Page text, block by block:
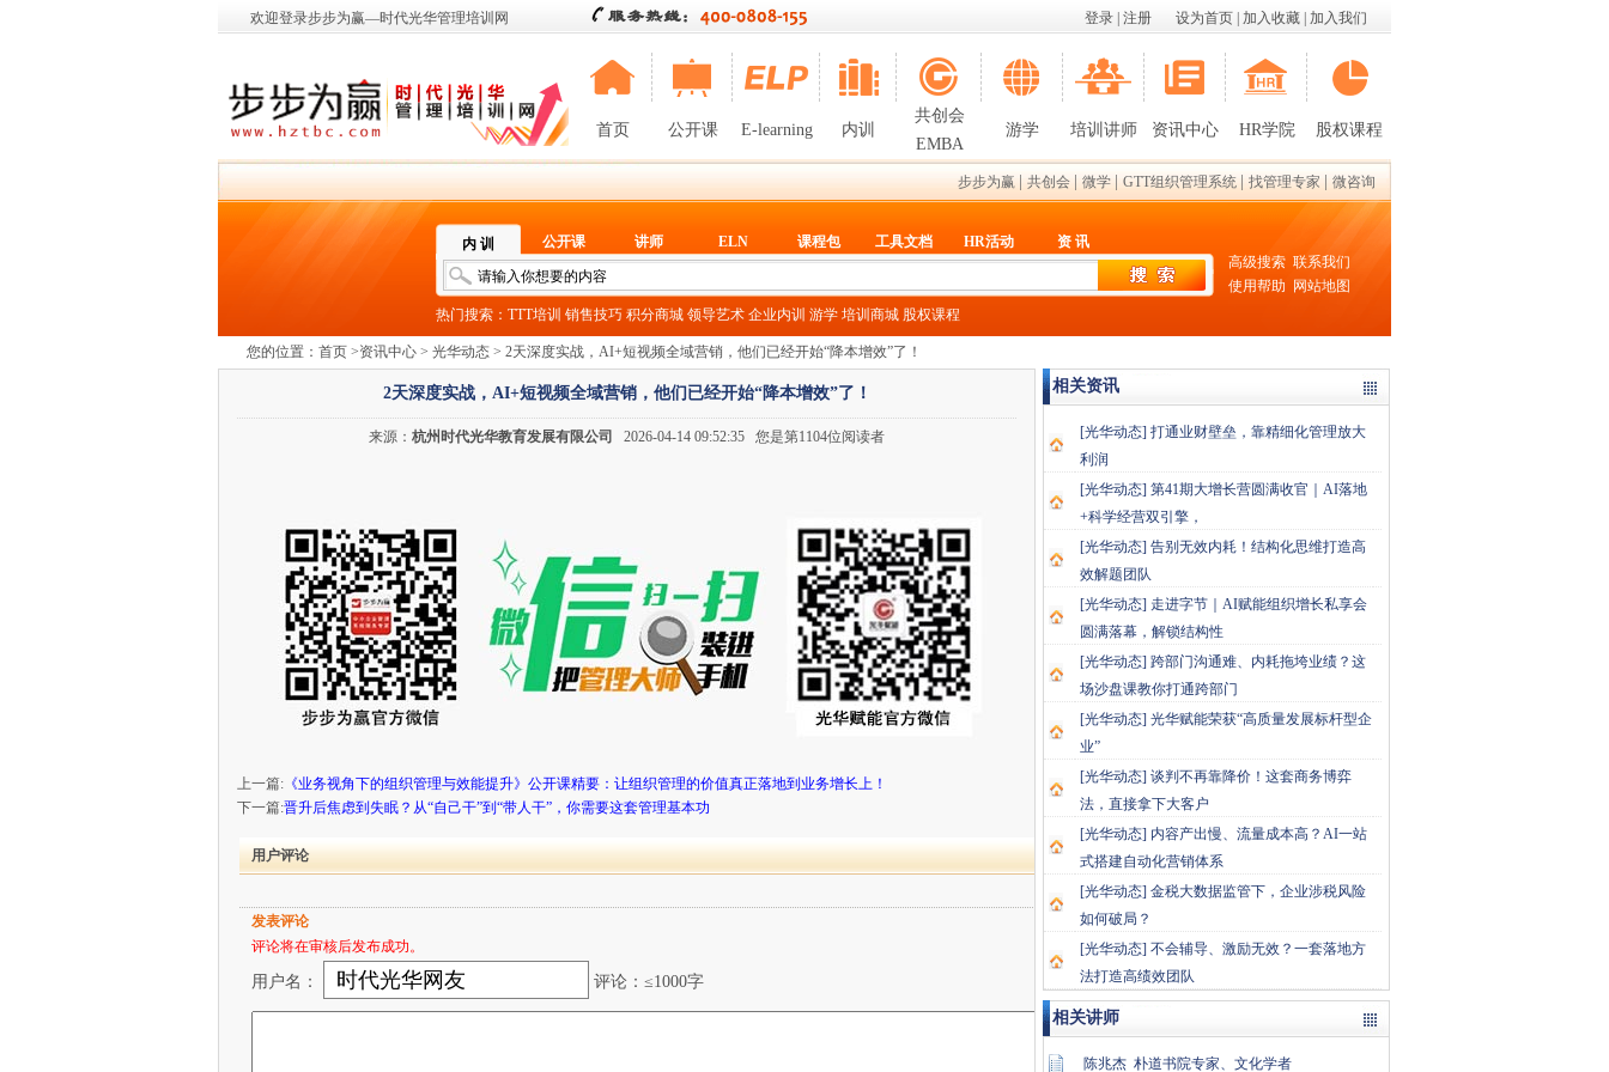
欢迎登录步步为赢—时代光华管理培训网 设为首页 加入收藏 加入我们
登录 注册
首页 公开课 E-learning 内训
共创会
EMBA
游学 培训讲师 资讯中心 HR学院 股权课程
步步为赢 共创会 微学 GTT组织管理系统 找管理专家 微咨询
内 训 公开课 讲师 ELN 课程包 工具文档 HR活动 资 讯
热门搜索： TTT培训 销售技巧 积分商城 领导艺术 企业内训 游学 培训商城 股权课程
高级搜索 联系我们
使用帮助
网站地图
您的位置： 首页 >资讯中心 > 光华动态 > 2天深度实战，AI+短视频全域营销，他们已经开始“降本增效”了！
2天深度实战，AI+短视频全域营销，他们已经开始“降本增效”了！
来源： 杭州时代光华教育发展有限公司 2026-04-14 09:52:35 您是第1104位阅读者
上一篇: 《业务视角下的组织管理与效能提升》公开课精要：让组织管理的价值真正落地到业务增长上！
下一篇:晋升后焦虑到失眠？从“自己干”到“带人干”，你需要这套管理基本功
用户评论
发表评论
评论将在审核后发布成功。
用户名： 评论：≤1000字
相关资讯
[光华动态] 打通业财壁垒，靠精细化管理放大
利润
[光华动态] 第41期大增长营圆满收官｜AI落地
+科学经营双引擎，
[光华动态] 告别无效内耗！结构化思维打造高
效解题团队
[光华动态] 走进字节｜AI赋能组织增长私享会
圆满落幕，解锁结构性
[光华动态] 跨部门沟通难、内耗拖垮业绩？这
场沙盘课教你打通跨部门
[光华动态] 光华赋能荣获“高质量发展标杆型企
业”
[光华动态] 谈判不再靠降价！这套商务博弈
法，直接拿下大客户
[光华动态] 内容产出慢、流量成本高？AI一站
式搭建自动化营销体系
[光华动态] 金税大数据监管下，企业涉税风险
如何破局？
[光华动态] 不会辅导、激励无效？一套落地方
法打造高绩效团队
相关讲师
陈兆杰 朴道书院专家、文化学者